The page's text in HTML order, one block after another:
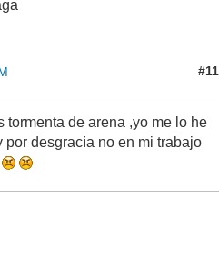
#11
tormenta de arena ,yo me lo he
por desgracia no en mi trabajo